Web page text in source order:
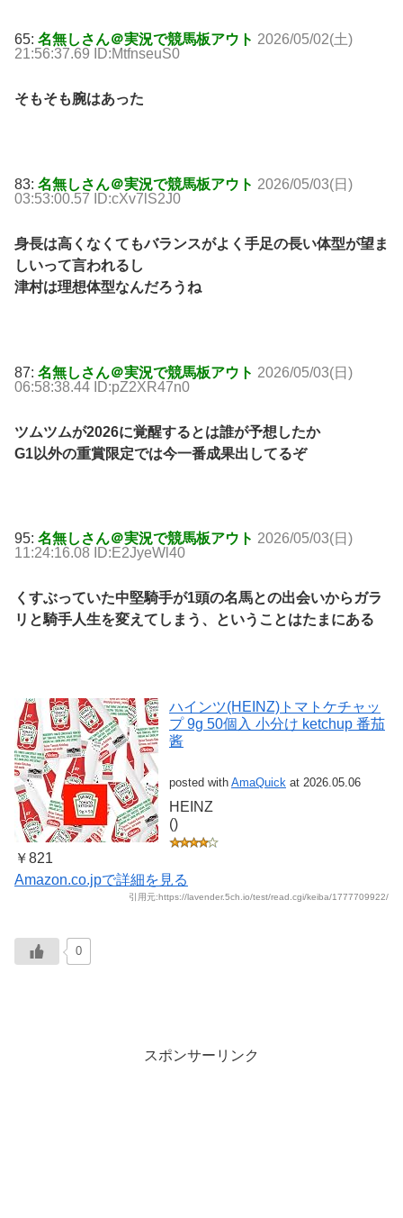
65: 名無しさん＠実況で競馬板アウト 2026/05/02(土)
21:56:37.69 ID:MtfnseuS0
そもそも腕はあった
83: 名無しさん＠実況で競馬板アウト 2026/05/03(日)
03:53:00.57 ID:cXv7lS2J0
身長は高くなくてもバランスがよく手足の長い体型が望ま
しいって言われるし
津村は理想体型なんだろうね
87: 名無しさん＠実況で競馬板アウト 2026/05/03(日)
06:58:38.44 ID:pZ2XR47n0
ツムツムが2026に覚醒するとは誰が予想したか
G1以外の重賞限定では今一番成果出してるぞ
95: 名無しさん＠実況で競馬板アウト 2026/05/03(日)
11:24:16.08 ID:E2JyeWl40
くすぶっていた中堅騎手が1頭の名馬との出会いからガラ
リと騎手人生を変えてしまう、ということはたまにある
ハインツ(HEINZ)トマトケチャッ
プ 9g 50個入 小分け ketchup 番茄
酱
posted with AmaQuick at 2026.05.06
HEINZ
()
￥821
Amazon.co.jpで詳細を見る
引用元:https://lavender.5ch.io/test/read.cgi/keiba/1777709922/
0
スポンサーリンク